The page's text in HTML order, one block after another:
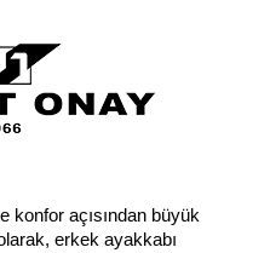
konfor açısından büyük
erkek ayakkabı